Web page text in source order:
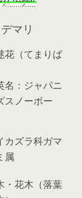
マリ
花（てまりば
名：ジャパニ
スノーボー
カズラ科ガマ
属
・花木（落葉